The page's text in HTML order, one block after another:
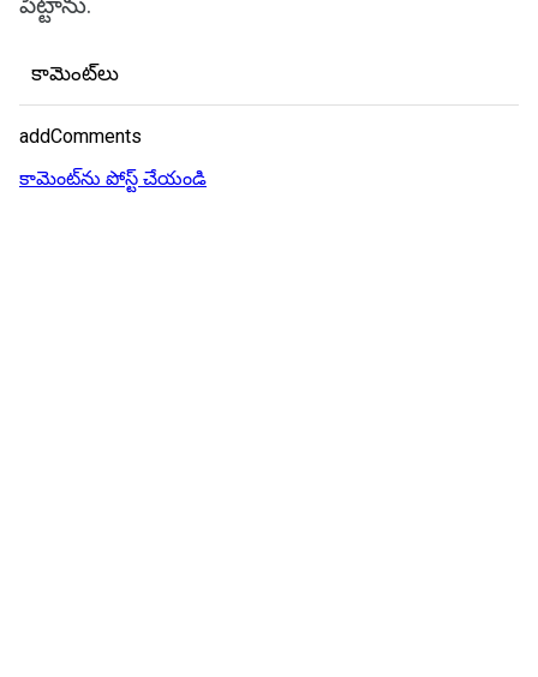
కామెంట్‌లు
addComments
కామెంట్‌ను పోస్ట్ చేయండి